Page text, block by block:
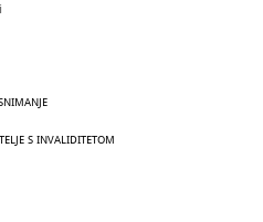
S INVALIDITETOM